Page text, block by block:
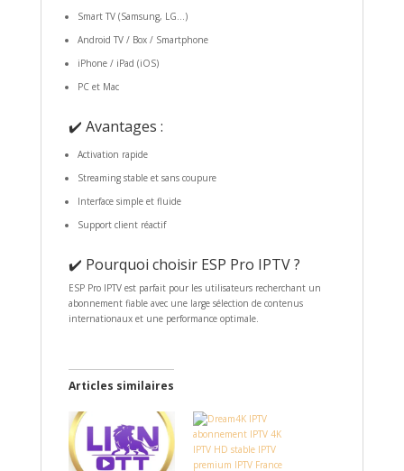
Smart TV (Samsung, LG…)
Android TV / Box / Smartphone
iPhone / iPad (iOS)
PC et Mac
✔️ Avantages :
Activation rapide
Streaming stable et sans coupure
Interface simple et fluide
Support client réactif
✔️ Pourquoi choisir ESP Pro IPTV ?
ESP Pro IPTV est parfait pour les utilisateurs recherchant un
abonnement fiable avec une large sélection de contenus
internationaux et une performance optimale.
Articles similaires